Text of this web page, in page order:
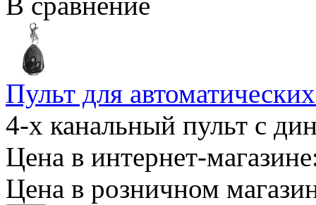
Пульт для
4-х канальный пульт с
Цена в интернет-
Цена в розничном